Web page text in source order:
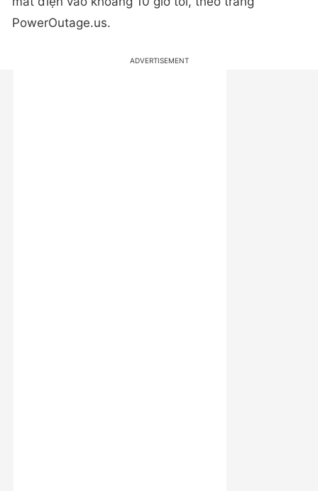
PowerOutage.us.